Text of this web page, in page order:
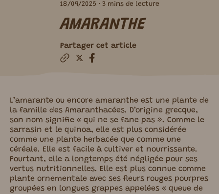
18/09/2025 • 3 mins de lecture
AMARANTHE
Partager cet article
L’amarante ou encore amaranthe est une plante de
la famille des Amaranthacées. D’origine grecque,
son nom signifie « qui ne se fane pas ». Comme le
sarrasin et le quinoa, elle est plus considérée
comme une plante herbacée que comme une
céréale. Elle est facile à cultiver et nourrissante.
Pourtant, elle a longtemps été négligée pour ses
vertus nutritionnelles. Elle est plus connue comme
plante ornementale avec ses fleurs rouges pourpres
groupées en longues grappes appelées « queue de